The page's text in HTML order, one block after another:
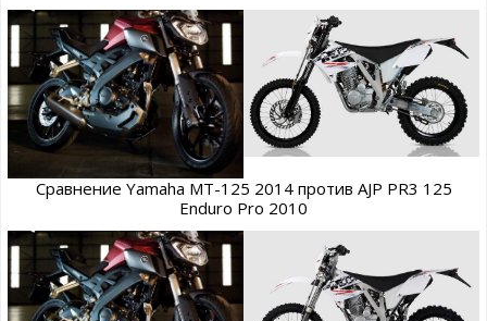
Сравнение Yamaha MT-125 2014 против AJP PR3 125
Enduro Pro 2010